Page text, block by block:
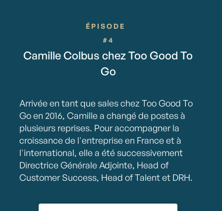
ÉPISODE
#4
Camille Colbus chez Too Good To
Go
Arrivée en tant que sales chez Too Good To
Go en 2016, Camille a changé de postes à
plusieurs reprises. Pour accompagner la
croissance de l'entreprise en France et à
l'international, elle a été successivement
Directrice Générale Adjointe, Head of
Customer Success, Head of Talent et DRH.